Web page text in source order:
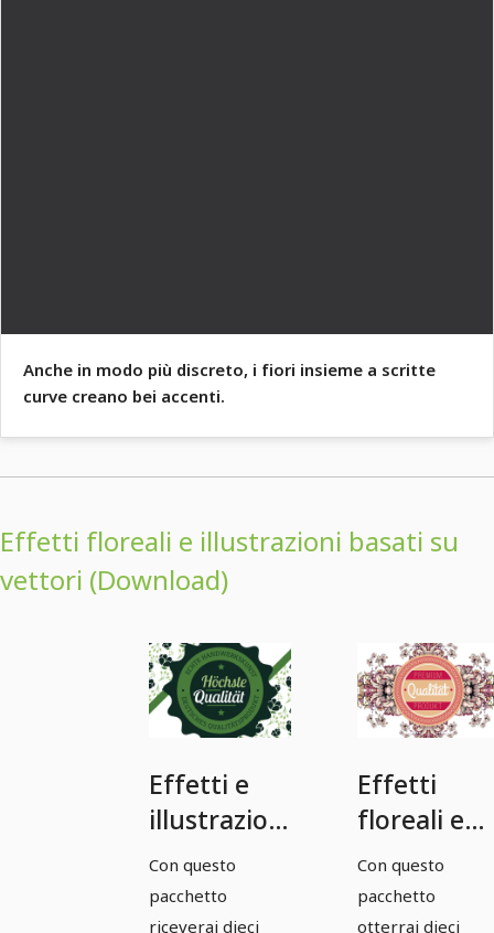
Anche in modo più discreto, i fiori insieme a scritte
curve creano bei accenti.
Effetti floreali e illustrazioni basati su
vettori (Download)
Effetti e
illustrazioni
floreali
vettoriali -
Pacchetto
Con questo
pacchetto
riceverai dieci
Effetti
floreali e
vettoriali -
Pacchetto
Con questo
pacchetto
otterrai dieci